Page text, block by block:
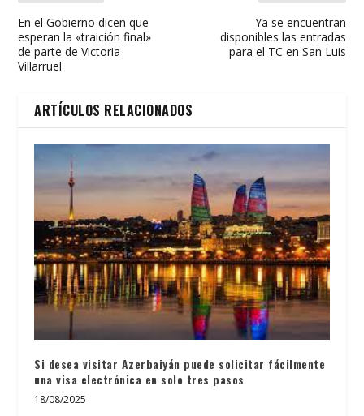
En el Gobierno dicen que
esperan la «traición final»
de parte de Victoria
Villarruel
Ya se encuentran
disponibles las entradas
para el TC en San Luis
ARTÍCULOS RELACIONADOS
Si desea visitar Azerbaiyán puede solicitar fácilmente
una visa electrónica en solo tres pasos
18/08/2025